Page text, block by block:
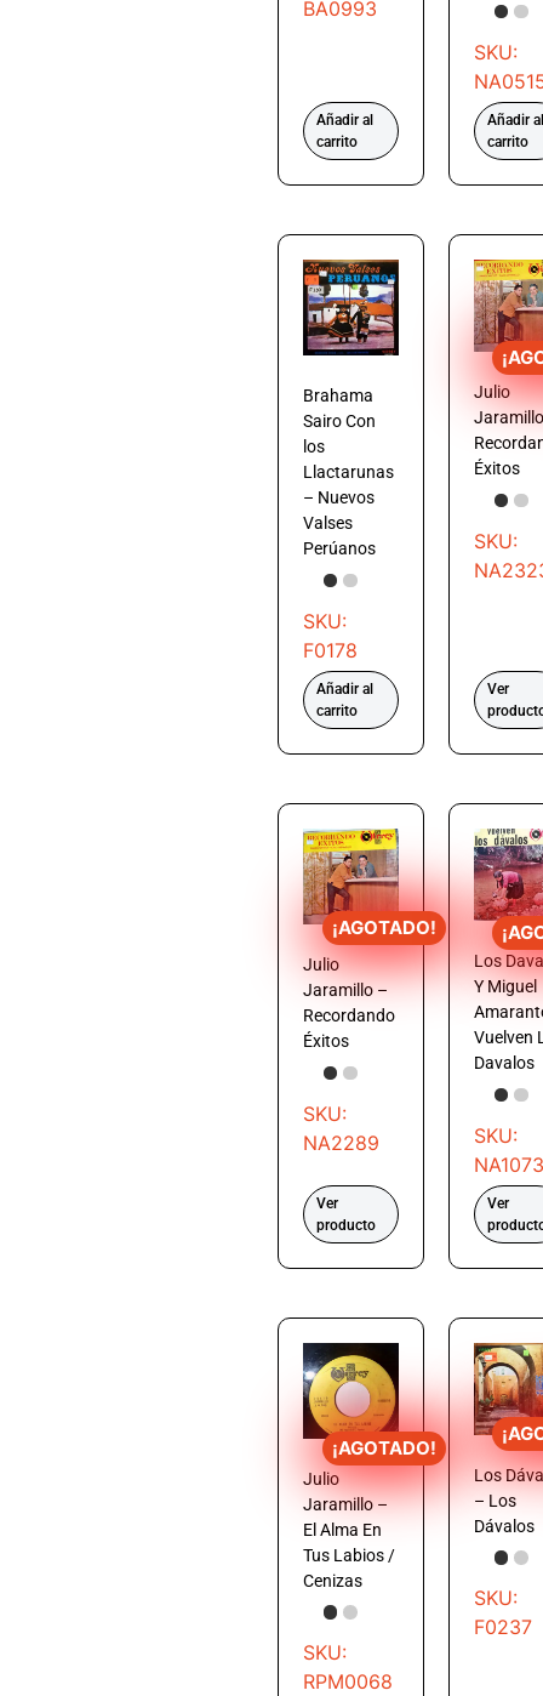
BA0993
Añadir al
carrito
SKU:
Añadir al
carrito
Brahama
Sairo Con
los
Llactarunas
– Nuevos
Valses
Perúanos
SKU:
F0178
Añadir al
carrito
Julio
Éxitos
SKU:
Ver
¡AGOTADO!
Julio
Jaramillo –
Recordando
Éxitos
SKU:
NA2289
Ver
producto
Los
Y Miguel
Vuelven
Davalos
SKU:
NA1073
Ver
¡AGOTADO!
Julio
Jaramillo –
El Alma En
Tus Labios /
Cenizas
SKU:
RPM0068
Los
– Los
Dávalos
SKU:
F0237